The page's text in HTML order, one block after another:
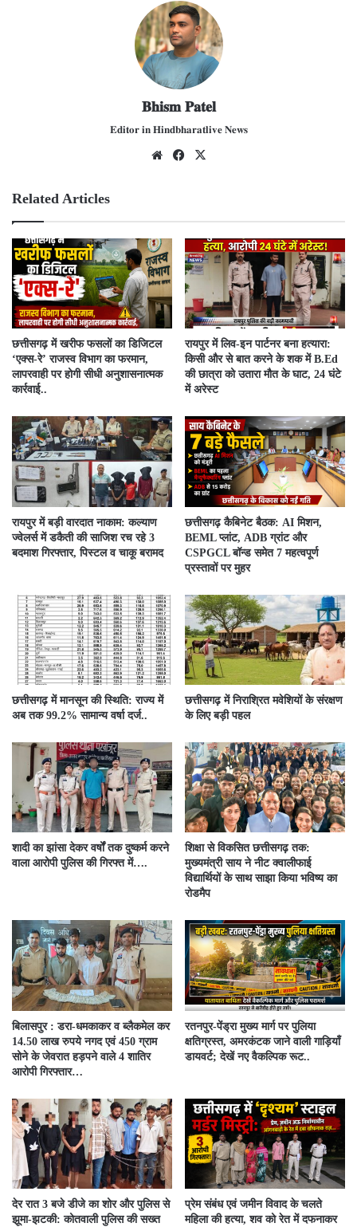
𝐁𝐡𝐢𝐬𝐦 𝐏𝐚𝐭𝐞𝐥
𝐄𝐝𝐢𝐭𝐨𝐫 𝐢𝐧 𝐇𝐢𝐧𝐝𝐛𝐡𝐚𝐫𝐚𝐭𝐥𝐢𝐯𝐞 𝐍𝐞𝐰𝐬
We
Fac
Related Articles
​छत्तीसगढ़ में खरीफ फसलों का डिजिटल
‘एक्स-रे’ राजस्व विभाग का फरमान,
लापरवाही पर होगी सीधी अनुशासनात्मक
कार्रवाई..
रायपुर में लिव-इन पार्टनर बना हत्यारा:
किसी और से बात करने के शक में B.Ed
की छात्रा को उतारा मौत के घाट, 24 घंटे
में अरेस्ट
रायपुर में बड़ी वारदात नाकाम: कल्याण
ज्वेलर्स में डकैती की साजिश रच रहे 3
बदमाश गिरफ्तार, पिस्टल व चाकू बरामद
छत्तीसगढ़ कैबिनेट बैठक: AI मिशन,
BEML प्लांट, ADB ग्रांट और
CSPGCL बॉन्ड समेत 7 महत्वपूर्ण
प्रस्तावों पर मुहर
छत्तीसगढ़ में मानसून की स्थिति: राज्य में
अब तक 99.2% सामान्य वर्षा दर्ज..
छत्तीसगढ़ में निराश्रित मवेशियों के संरक्षण
के लिए बड़ी पहल
शादी का झांसा देकर वर्षों तक दुष्कर्म करने
वाला आरोपी पुलिस की गिरफ्त में….
शिक्षा से विकसित छत्तीसगढ़ तक:
मुख्यमंत्री साय ने नीट क्वालीफाई
विद्यार्थियों के साथ साझा किया भविष्य का
रोडमैप
बिलासपुर : डरा-धमकाकर व ब्लैकमेल कर
14.50 लाख रुपये नगद एवं 450 ग्राम
सोने के जेवरात हड़पने वाले 4 शातिर
आरोपी गिरफ्तार…
रतनपुर-पेंड्रा मुख्य मार्ग पर पुलिया
क्षतिग्रस्त, अमरकंटक जाने वाली गाड़ियाँ
डायवर्ट; देखें नए वैकल्पिक रूट..
देर रात 3 बजे डीजे का शोर और पुलिस से
झूमा-झटकी: कोतवाली पुलिस की सख्त
प्रेम संबंध एवं जमीन विवाद के चलते
महिला की हत्या, शव को रेत में दफनाकर